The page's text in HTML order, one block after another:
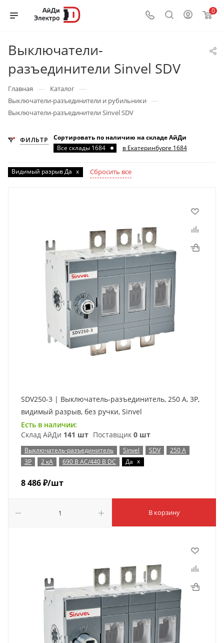
0
Выключатели-
разъединители Sinvel SDV
Главная — Каталог —
Выключатели-разъединители и рубильники —
Выключатели-разъединители Sinvel SDV
ФИЛЬТР
Сортировать по наличию на складе АйДи
Все склады 1684
в Екатеринбурге 1684
Видимый разрыв Да x Сбросить все
SDV250-3 | Выключатель-разъединитель, 250 А, 3Р,
видимый разрыв, без ручки, Sinvel
Есть в наличии:
Склад АйДи 141 шт Поставщик 0 шт
Выключатель-разъединитель Sinvel SDV
250 А
3P
2 кА 690 В AC/440 В DC Да x
8 486₽/шт
В корзину